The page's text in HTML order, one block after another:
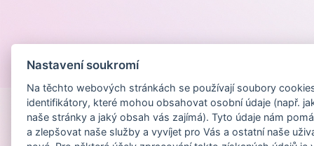
Nastavení soukromí
Na těchto webových stránkách se používají soubory
identifikátory, které mohou obsahovat osobní údaje (např.
naše stránky a jaký obsah vás zajímá). Tyto údaje nám
a zlepšovat naše služby a vyvíjet pro Vás a ostatní naše